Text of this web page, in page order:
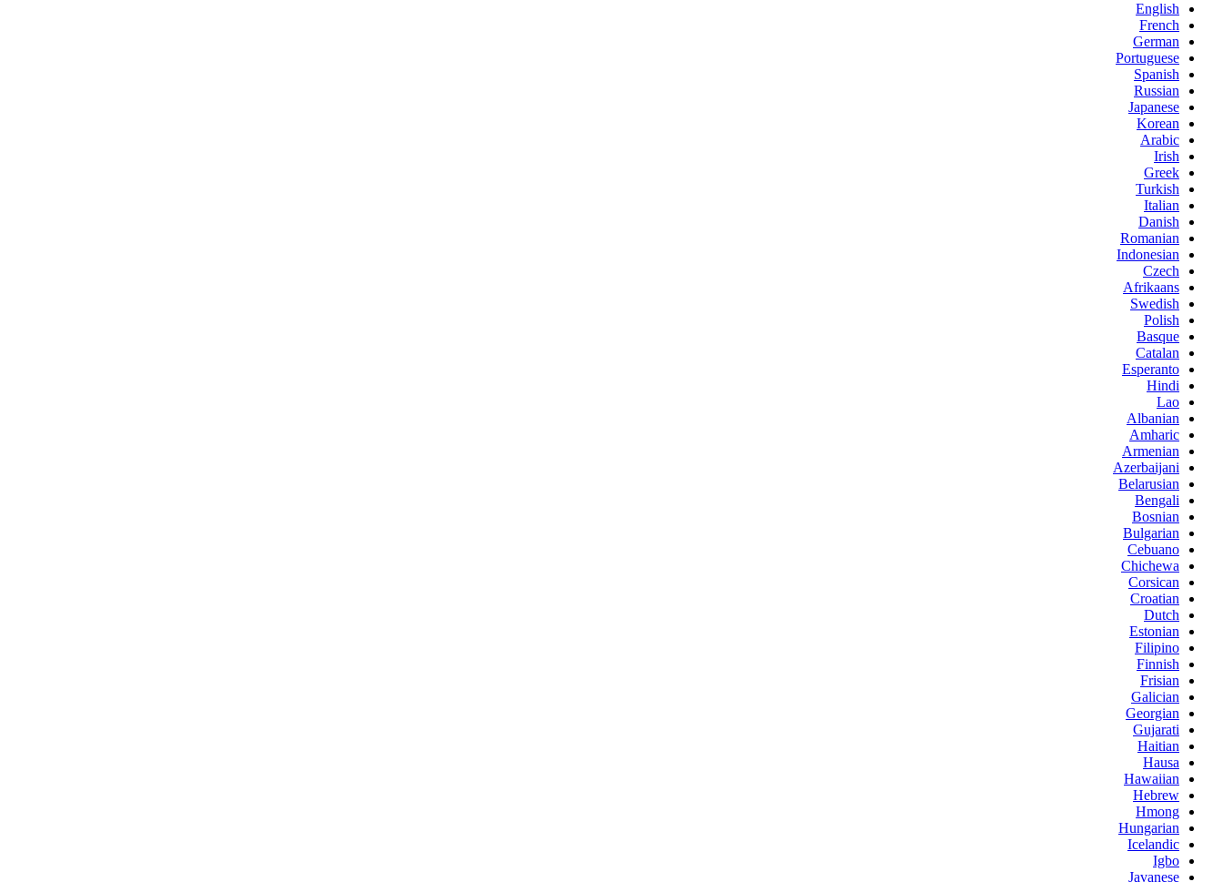
English
French
German
Portuguese
Spanish
Russian
Japanese
Korean
Arabic
Irish
Greek
Turkish
Italian
Danish
Romanian
Indonesian
Czech
Afrikaans
Swedish
Polish
Basque
Catalan
Esperanto
Hindi
Lao
Albanian
Amharic
Armenian
Azerbaijani
Belarusian
Bengali
Bosnian
Bulgarian
Cebuano
Chichewa
Corsican
Croatian
Dutch
Estonian
Filipino
Finnish
Frisian
Galician
Georgian
Gujarati
Haitian
Hausa
Hawaiian
Hebrew
Hmong
Hungarian
Icelandic
Igbo
Javanese